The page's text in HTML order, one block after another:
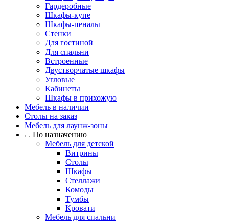
Гардеробные
Шкафы-купе
Шкафы-пеналы
Стенки
Для гостиной
Для спальни
Встроенные
Двустворчатые шкафы
Угловые
Кабинеты
Шкафы в прихожую
Мебель в наличии
Столы на заказ
Мебель для лаунж-зоны
По назначению
Мебель для детской
Витрины
Столы
Шкафы
Стеллажи
Комоды
Тумбы
Кровати
Мебель для спальни